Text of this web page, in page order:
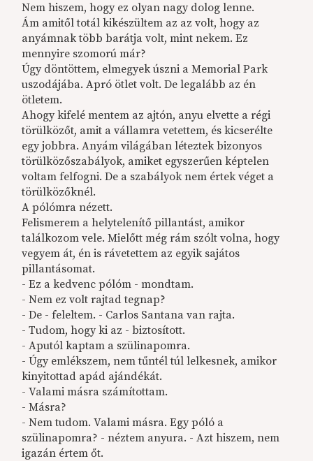
Nem hiszem, hogy ez olyan nagy dolog lenne.
Ám amitől totál kikészültem az az volt, hogy az
anyámnak több barátja volt, mint nekem. Ez
mennyire szomorú már?
Úgy döntöttem, elmegyek úszni a Memorial Park
uszodájába. Apró ötlet volt. De legalább az én
ötletem.
Ahogy kifelé mentem az ajtón, anyu elvette a régi
törülközőt, amit a vállamra vetettem, és kicserélte
egy jobbra. Anyám világában léteztek bizonyos
törülközőszabályok, amiket egyszerűen képtelen
voltam felfogni. De a szabályok nem értek véget a
törülközőknél.
A pólómra nézett.
Felismerem a helytelenítő pillantást, amikor
találkozom vele. Mielőtt még rám szólt volna, hogy
vegyem át, én is rávetettem az egyik sajátos
pillantásomat.
- Ez a kedvenc pólóm - mondtam.
- Nem ez volt rajtad tegnap?
- De - feleltem. - Carlos Santana van rajta.
- Tudom, hogy ki az - biztosított.
- Aputól kaptam a szülinapomra.
- Úgy emlékszem, nem tűntél túl lelkesnek, amikor
kinyitottad apád ajándékát.
- Valami másra számítottam.
- Másra?
- Nem tudom. Valami másra. Egy póló a
szülinapomra? - néztem anyura. - Azt hiszem, nem
igazán értem őt.